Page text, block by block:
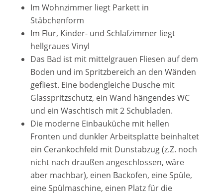
Im Wohnzimmer liegt Parkett in
Stäbchenform
Im Flur, Kinder- und Schlafzimmer liegt
hellgraues Vinyl
Das Bad ist mit mittelgrauen Fliesen auf dem
Boden und im Spritzbereich an den Wänden
gefliest. Eine bodengleiche Dusche mit
Glasspritzschutz, ein Wand hängendes WC
und ein Waschtisch mit 2 Schubladen.
Die moderne Einbauküche mit hellen
Fronten und dunkler Arbeitsplatte beinhaltet
ein Cerankochfeld mit Dunstabzug (z.Z. noch
nicht nach draußen angeschlossen, wäre
aber machbar), einen Backofen, eine Spüle,
eine Spülmaschine, einen Platz für die